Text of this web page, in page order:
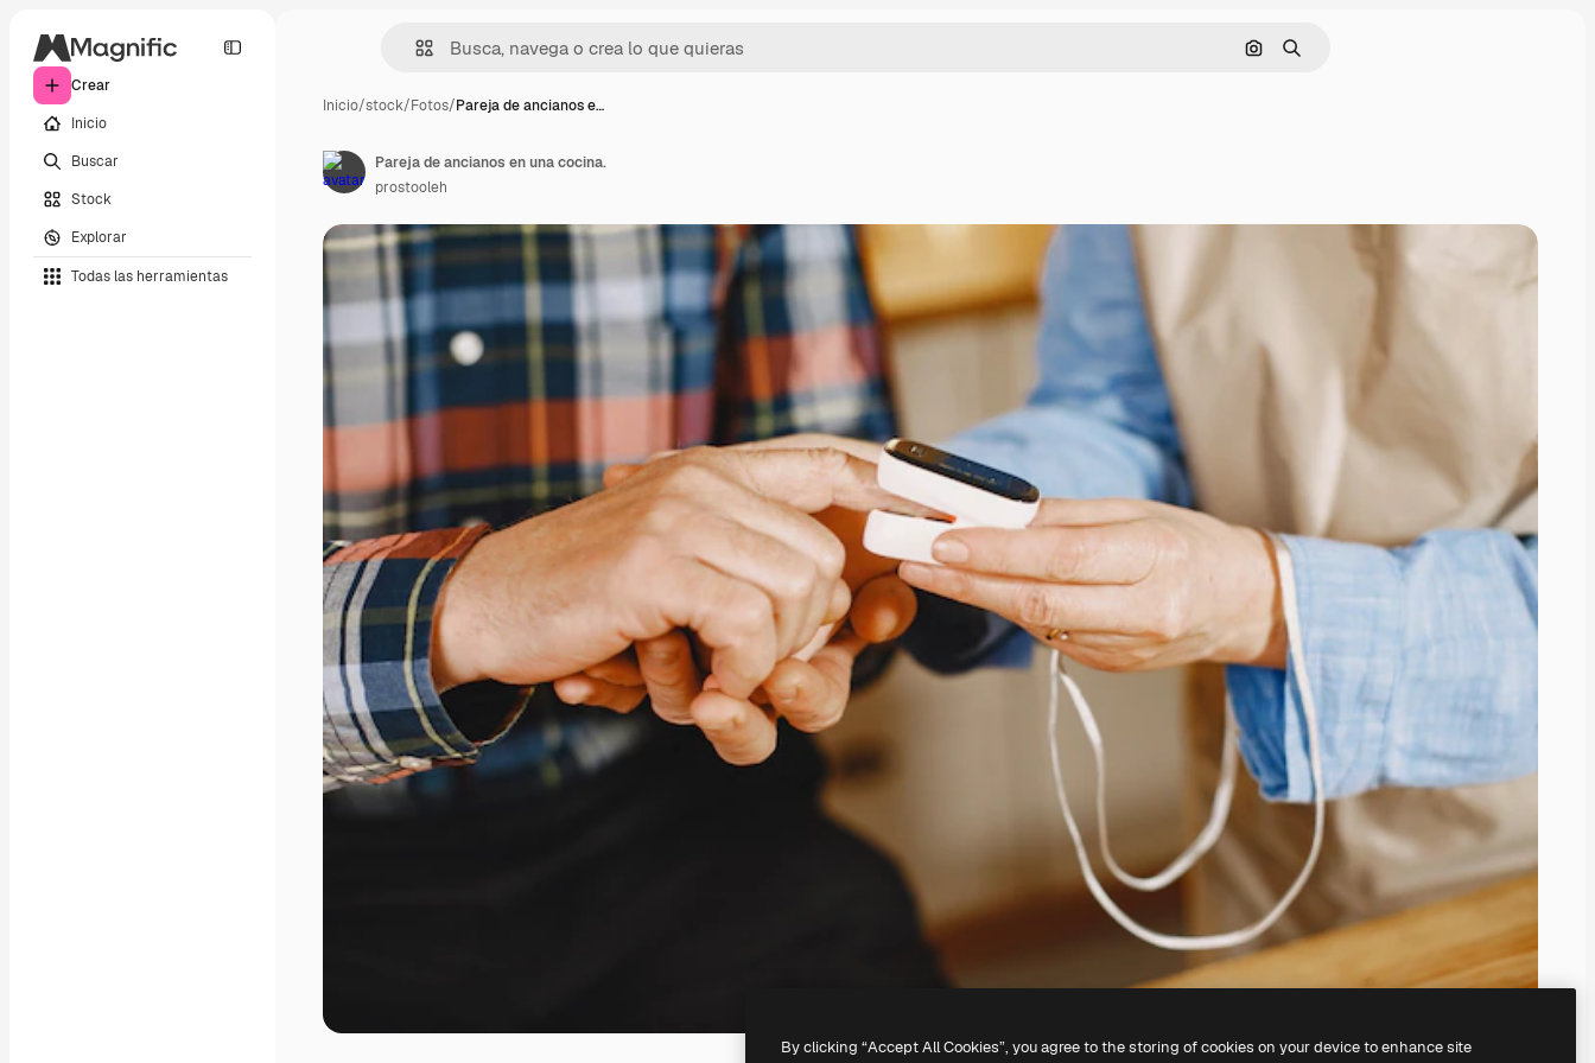
Crear
Inicio
Buscar
Stock
Explorar
Todas las herramientas
Buscar por imagen
Buscar
Inicio/stock/Fotos/Pareja de ancianos e…
Pareja de ancianos en una cocina.
prostooleh
By clicking “Accept All Cookies”, you agree to the storing of cookies on your device to enhance site